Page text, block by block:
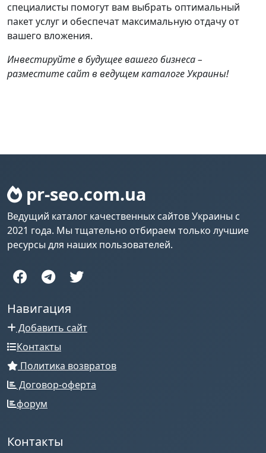
специалисты помогут вам выбрать оптимальный
пакет услуг и обеспечат максимальную отдачу от
вашего вложения.
Инвестируйте в будущее вашего бизнеса –
разместите сайт в ведущем каталоге Украины!
pr-seo.com.ua
Ведущий каталог качественных сайтов Украины с
2021 года. Мы тщательно отбираем только лучшие
ресурсы для наших пользователей.
Навигация
Добавить сайт
Контакты
Политика возвратов
Договор-оферта
форум
Контакты